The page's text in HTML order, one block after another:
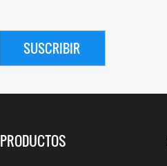
SUSCRIBIR
PRODUCTOS